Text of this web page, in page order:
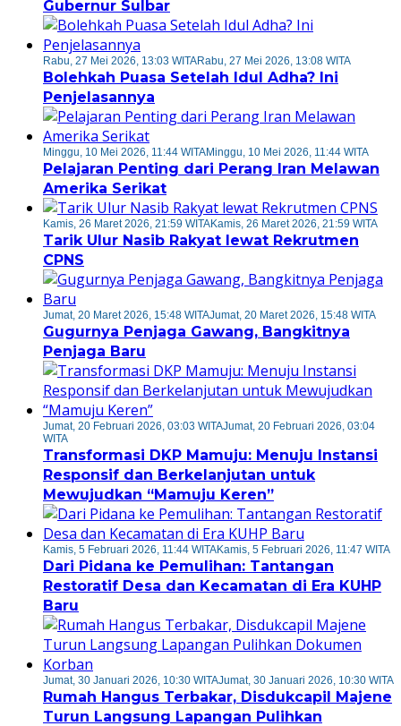
Gubernur Sulbar
Rabu, 27 Mei 2026, 13:03 WITARabu, 27 Mei 2026, 13:08 WITA
Bolehkah Puasa Setelah Idul Adha? Ini
Penjelasannya
Minggu, 10 Mei 2026, 11:44 WITAMinggu, 10 Mei 2026, 11:44 WITA
Pelajaran Penting dari Perang Iran Melawan
Amerika Serikat
Kamis, 26 Maret 2026, 21:59 WITAKamis, 26 Maret 2026, 21:59 WITA
Tarik Ulur Nasib Rakyat lewat Rekrutmen
CPNS
Jumat, 20 Maret 2026, 15:48 WITAJumat, 20 Maret 2026, 15:48 WITA
Gugurnya Penjaga Gawang, Bangkitnya
Penjaga Baru
Jumat, 20 Februari 2026, 03:03 WITAJumat, 20 Februari 2026, 03:04
WITA
Transformasi DKP Mamuju: Menuju Instansi
Responsif dan Berkelanjutan untuk
Mewujudkan “Mamuju Keren”
Kamis, 5 Februari 2026, 11:44 WITAKamis, 5 Februari 2026, 11:47 WITA
Dari Pidana ke Pemulihan: Tantangan
Restoratif Desa dan Kecamatan di Era KUHP
Baru
Jumat, 30 Januari 2026, 10:30 WITAJumat, 30 Januari 2026, 10:30 WITA
Rumah Hangus Terbakar, Disdukcapil Majene
Turun Langsung Lapangan Pulihkan